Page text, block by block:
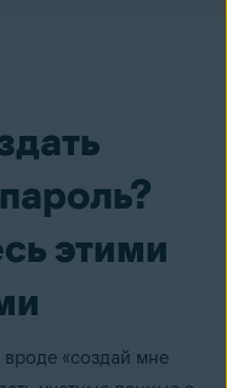
этими
«создай мне